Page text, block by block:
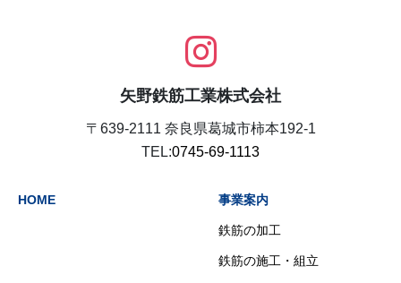
矢野鉄筋工業株式会社
〒639-2111 奈良県葛城市柿本192-1
TEL:0745-69-1113
HOME 事業案内
鉄筋の加工
鉄筋の施工・組立